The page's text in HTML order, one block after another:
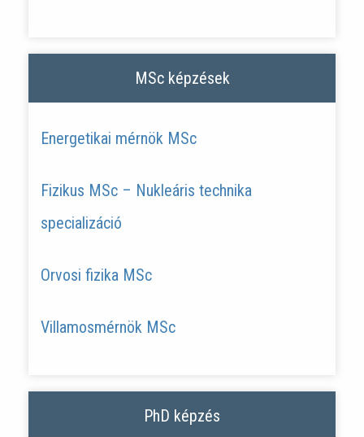
MSc képzések
Energetikai mérnök MSc
Fizikus MSc – Nukleáris technika
specializáció
Orvosi fizika MSc
Villamosmérnök MSc
PhD képzés